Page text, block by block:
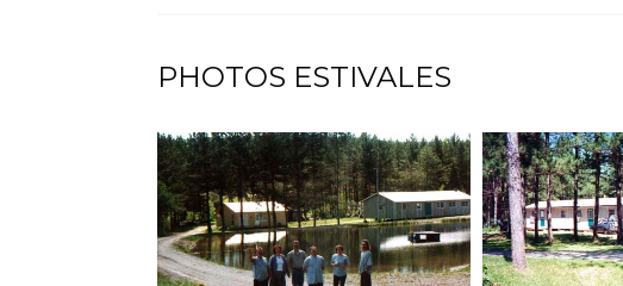
PHOTOS ESTIVALES